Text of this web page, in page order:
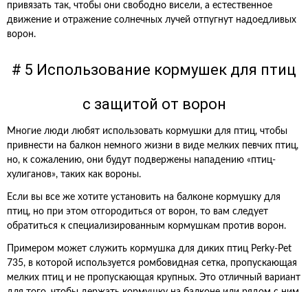
привязать так, чтобы они свободно висели, а естественное
движение и отражение солнечных лучей отпугнут надоедливых
ворон.
# 5 Использование кормушек для птиц
с защитой от ворон
Многие люди любят использовать кормушки для птиц, чтобы
привнести на балкон немного жизни в виде мелких певчих птиц,
но, к сожалению, они будут подвержены нападению «птиц-
хулиганов», таких как вороны.
Если вы все же хотите установить на балконе кормушку для
птиц, но при этом отгородиться от ворон, то вам следует
обратиться к специализированным кормушкам против ворон.
Примером может служить кормушка для диких птиц Perky-Pet
735, в которой используется ромбовидная сетка, пропускающая
мелких птиц и не пропускающая крупных. Это отличный вариант